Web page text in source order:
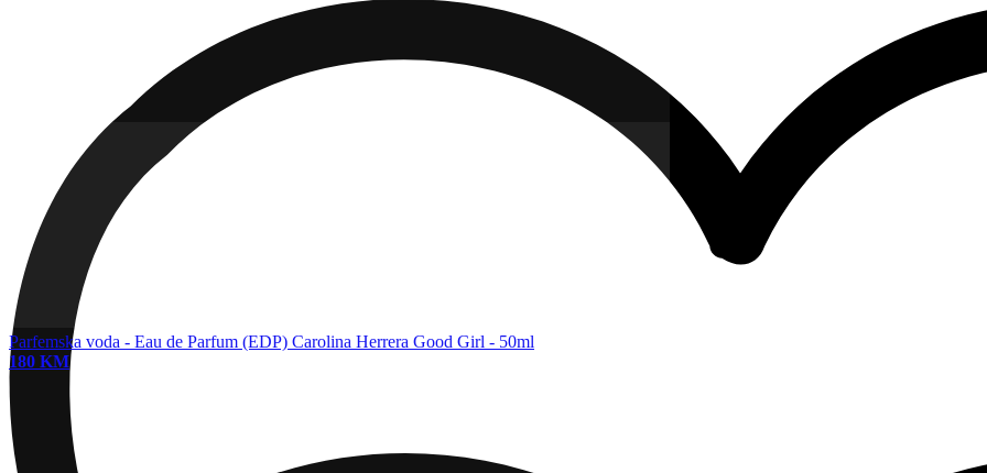
Parfemska voda - Eau de Parfum (EDP) Carolina Herrera Good Girl - 50ml
180 KM